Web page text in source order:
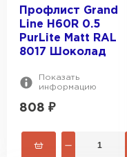
Профлист Grand
Line H60R 0.5
PurLite Matt RAL
8017 Шоколад
Показать
информацию
808 ₽